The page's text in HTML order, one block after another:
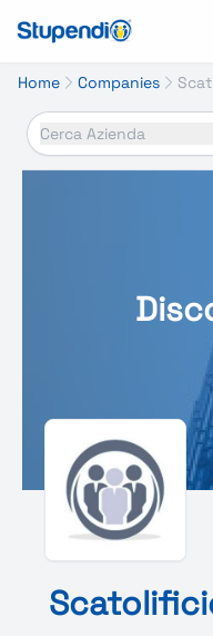
Home Companies
Cerca Azienda